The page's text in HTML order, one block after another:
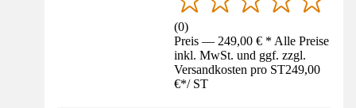
(0)
Preis — 249,00 € * Alle Preise
inkl. MwSt. und ggf. zzgl.
Versandkosten pro ST249,00
€*/ ST